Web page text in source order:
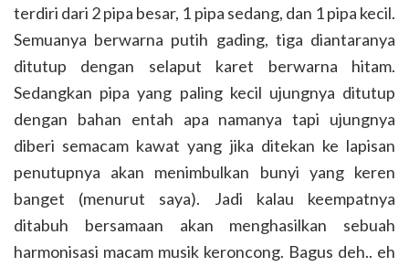
terdiri dari 2 pipa besar, 1 pipa sedang, dan 1 pipa kecil.
Semuanya berwarna putih gading, tiga diantaranya
ditutup dengan selaput karet berwarna hitam.
Sedangkan pipa yang paling kecil ujungnya ditutup
dengan bahan entah apa namanya tapi ujungnya
diberi semacam kawat yang jika ditekan ke lapisan
penutupnya akan menimbulkan bunyi yang keren
banget (menurut saya). Jadi kalau keempatnya
ditabuh bersamaan akan menghasilkan sebuah
harmonisasi macam musik keroncong. Bagus deh.. eh